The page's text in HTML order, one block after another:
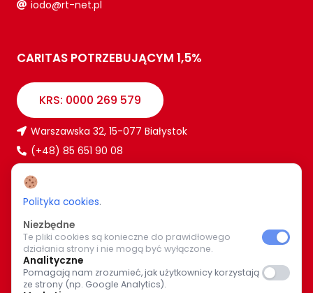
iodo@rt-net.pl
CARITAS POTRZEBUJĄCYM 1,5%
KRS: 0000 269 579
Warszawska 32, 15-077 Białystok
(+48) 85 651 90 08
bialystok@caritas.pl
WIĘCEJ O NAS
Bądź z nami na bieżąco. Wspólnymi siłami pomagajmy
Polityka cookies.
Niezbędne
Te pliki cookies są konieczne do prawidłowego
działania strony i nie mogą być wyłączone.
Analityczne
Pomagają nam zrozumieć, jak użytkownicy korzystają
ze strony (np. Google Analytics).